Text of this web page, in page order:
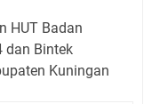
HUT Badan
dan Bintek
Kuningan